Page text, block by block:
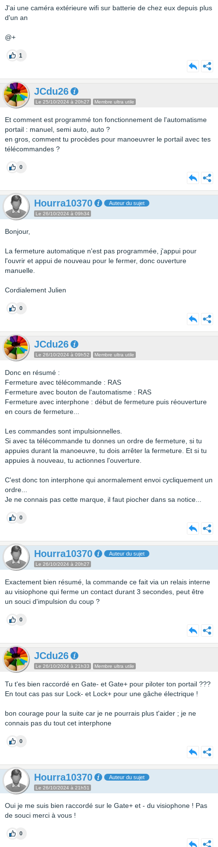
J'ai une caméra extérieure wifi sur batterie de chez eux depuis plus
d'un an
@+
1
JCdu26
Le 25/10/2024 à 20h27 Membre ultra utile
Et comment est programmé ton fonctionnement de l'automatisme
portail : manuel, semi auto, auto ?
en gros, comment tu procèdes pour manoeuvrer le portail avec tes
télécommandes ?
0
Hourra10370 Auteur du sujet
Le 26/10/2024 à 09h34
Bonjour,
La fermeture automatique n'est pas programmée, j'appui pour
l'ouvrir et appui de nouveau pour le fermer, donc ouverture
manuelle.
Cordialement Julien
0
JCdu26
Le 26/10/2024 à 09h52 Membre ultra utile
Donc en résumé :
Fermeture avec télécommande : RAS
Fermeture avec bouton de l'automatisme : RAS
Fermeture avec interphone : début de fermeture puis réouverture
en cours de fermeture...
Les commandes sont impulsionnelles.
Si avec ta télécommande tu donnes un ordre de fermeture, si tu
appuies durant la manoeuvre, tu dois arrêter la fermeture. Et si tu
appuies à nouveau, tu actionnes l'ouverture.
C'est donc ton interphone qui anormalement envoi cycliquement un
ordre...
Je ne connais pas cette marque, il faut piocher dans sa notice...
0
Hourra10370 Auteur du sujet
Le 26/10/2024 à 20h27
Exactement bien résumé, la commande ce fait via un relais interne
au visiophone qui ferme un contact durant 3 secondes, peut être
un souci d'impulsion du coup ?
0
JCdu26
Le 26/10/2024 à 21h33 Membre ultra utile
Tu t'es bien raccordé en Gate- et Gate+ pour piloter ton portail ???
En tout cas pas sur Lock- et Lock+ pour une gâche électrique !
bon courage pour la suite car je ne pourrais plus t'aider ; je ne
connais pas du tout cet interphone
0
Hourra10370 Auteur du sujet
Le 26/10/2024 à 21h51
Oui je me suis bien raccordé sur le Gate+ et - du visiophone ! Pas
de souci merci à vous !
0